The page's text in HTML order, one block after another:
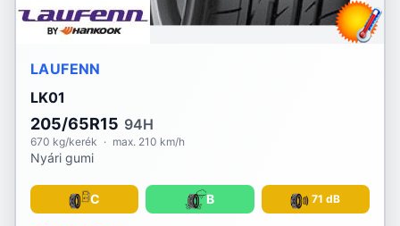
Vredestein
Yokohama
LAUFENN
LK01
205/65R15 94H
670 kg/kerék · max. 210 km/h
Nyári gumi
C B 71 dB